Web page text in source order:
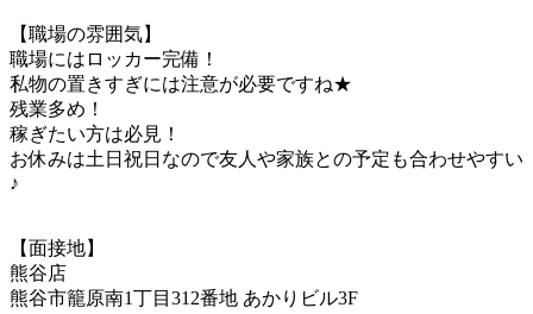
【職場の雰囲気】
職場にはロッカー完備！
私物の置きすぎには注意が必要ですね★
残業多め！
稼ぎたい方は必見！
お休みは土日祝日なので友人や家族との予定も合わせやすい
♪
【面接地】
熊谷店
熊谷市籠原南1丁目312番地 あかりビル3F